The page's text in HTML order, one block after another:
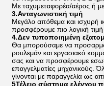
Με ταχυμεταφορέα/αέρος ή
3.Ανταγωνιστική τιμή
Μεγάλο απόθεμα και ισχυρή
προσφέρουμε πιο λογική
4.Δεν τυποποιημένη
Θα μπορούσαμε να
ρουλεμάν και εργασιακό
σας και να προσφέρουμε
επαγγελματίες μηχανικούς.
γίνονται με παραγγελία ως
5Τέλειο σύστημα ελέγχου